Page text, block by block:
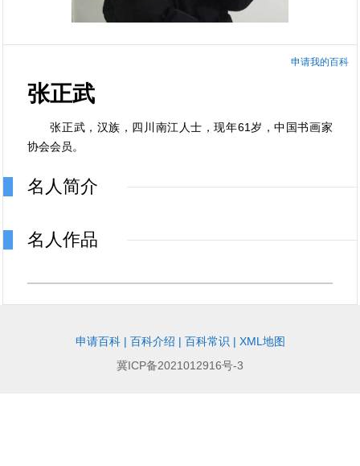
申请我的百科
张正武
张正武，汉族，四川南江人士，现年61岁，中国书画家
协会会员。
名人简介
名人作品
申请百科| 百科介绍 | 百科常识 | XML地图
冀ICP备2021012916号-3